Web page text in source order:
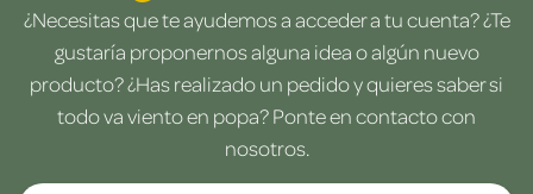
¿Necesitas que te ayudemos a acceder a tu cuenta? ¿Te
gustaría proponernos alguna idea o algún nuevo
producto? ¿Has realizado un pedido y quieres saber si
todo va viento en popa? Ponte en contacto con
nosotros.